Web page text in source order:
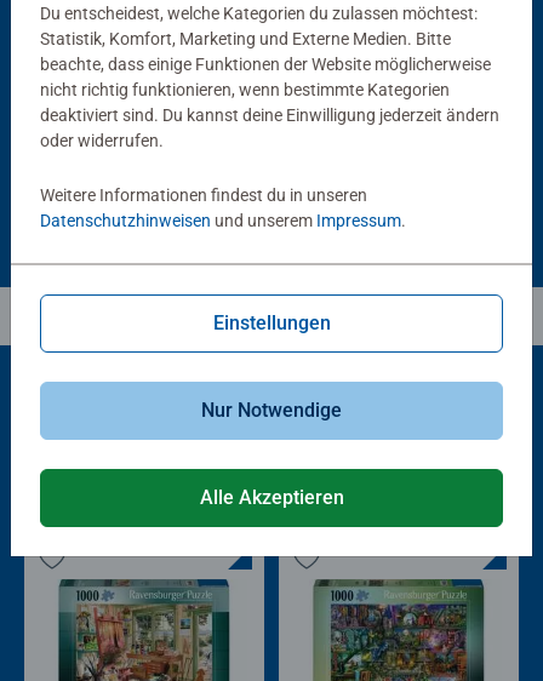
Puzzle Conserver Permanent
Durchschnittliche Bewertung 4,4 von 5 Sternen.
Puzzlezubehör
Puzzle-Rahmen, schwarz
Puzzlezubehör
Beliebte Auswahl
Andere Kunden mögen auch
Du entscheidest, welche Kategorien du zulassen möchtest:
Statistik, Komfort, Marketing und Externe Medien. Bitte
beachte, dass einige Funktionen der Website möglicherweise
nicht richtig funktionieren, wenn bestimmte Kategorien
deaktiviert sind. Du kannst deine Einwilligung jederzeit ändern
oder widerrufen.
Weitere Informationen findest du in unseren
Datenschutzhinweisen und unserem Impressum.
Einstellungen
Nur Notwendige
Alle Akzeptieren